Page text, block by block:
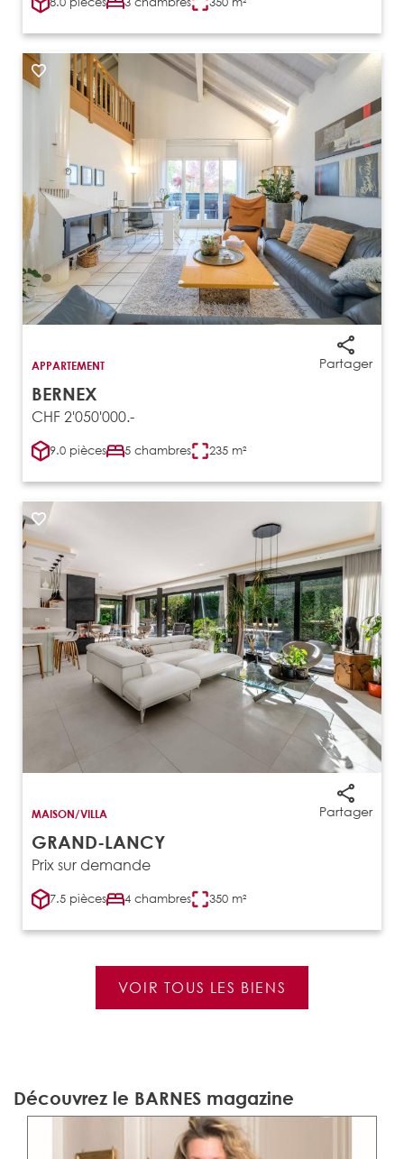
Partager
APPARTEMENT
BERNEX
CHF 2'050'000.-
9.0 pièces 5 chambres 235 m²
Partager
MAISON/VILLA
GRAND-LANCY
Prix sur demande
7.5 pièces 4 chambres 350 m²
VOIR TOUS LES BIENS
Découvrez le BARNES magazine